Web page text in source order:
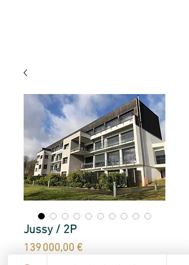
Jussy / 2P
139 000,00 €Prix